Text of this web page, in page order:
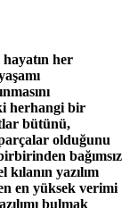
her
herhangi bir
bütünü,
olduğunu
bağımsız
kılanın yazılım
en yüksek verimi
bulmak